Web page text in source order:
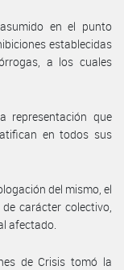
en el punto
establecidas
a los cuales
representación que
en todos sus
del mismo, el
carácter colectivo,
afectado.
de Crisis tomó la